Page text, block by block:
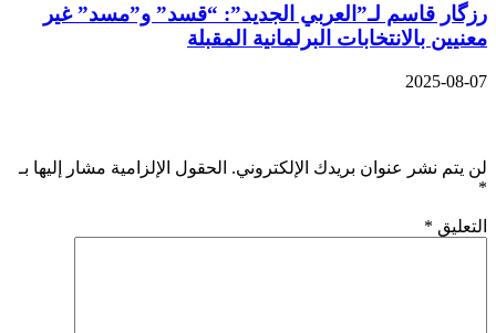
رزگار قاسم لـ”العربي الجديد”: “قسد” و”مسد” غير
معنيين بالانتخابات البرلمانية المقبلة
2025-08-07
لن يتم نشر عنوان بريدك الإلكتروني. الحقول الإلزامية مشار إليها بـ
*
التعليق *